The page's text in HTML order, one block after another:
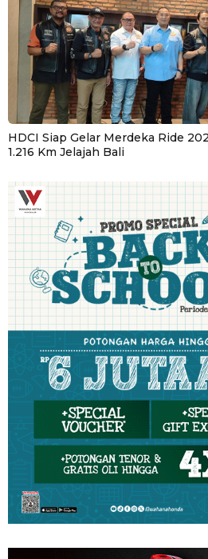
HDCI Siap Gelar Merdeka Ride
1.216 Km Jelajah Bali